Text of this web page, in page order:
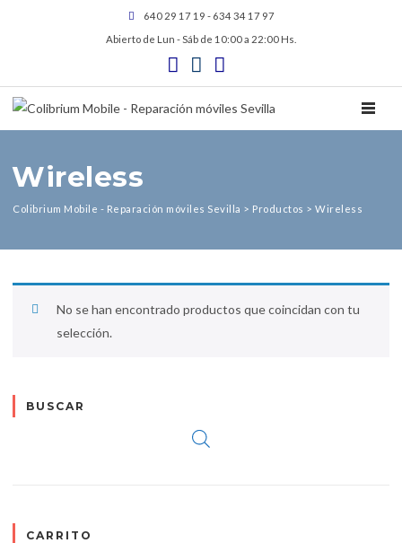
640 29 17 19 - 634 34 17 97
Abierto de Lun - Sáb de 10:00 a 22:00 Hs.
Wireless
Colibrium Mobile - Reparación móviles Sevilla > Productos > Wireless
No se han encontrado productos que coincidan con tu
selección.
BUSCAR
CARRITO